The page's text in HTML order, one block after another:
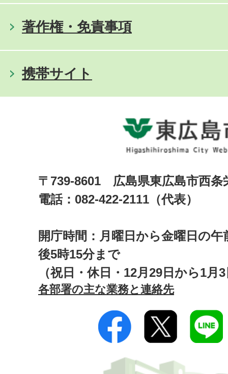
著作権・免責事項
携帯サイト
〒739-8601 広島県東広島市西
電話：082-422-2111（代表）
開庁時間：月曜日から金曜日の午
後5時15分まで
（祝日・休日・12月29日から1月
各部署の主な業務と連絡先